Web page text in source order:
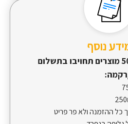
נוסף
בהזמנה מתחת ל-50 מוצרים תחויבו בתשלום
כל ההזמנה ולא פר פריט